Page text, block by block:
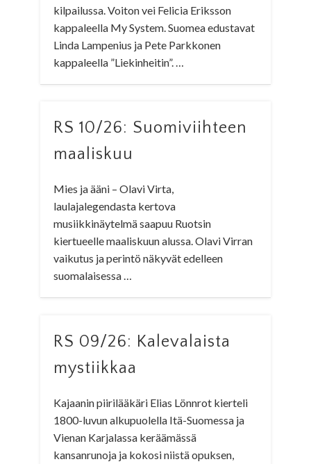
kilpailussa. Voiton vei Felicia Eriksson
kappaleella My System. Suomea edustavat
Linda Lampenius ja Pete Parkkonen
kappaleella ”Liekinheitin”. …
RS 10/26: Suomiviihteen
maaliskuu
Mies ja ääni – Olavi Virta,
laulajalegendasta kertova
musiikkinäytelmä saapuu Ruotsin
kiertueelle maaliskuun alussa. Olavi Virran
vaikutus ja perintö näkyvät edelleen
suomalaisessa …
RS 09/26: Kalevalaista
mystiikkaa
Kajaanin piirilääkäri Elias Lönnrot kierteli
1800-luvun alkupuolella Itä-Suomessa ja
Vienan Karjalassa keräämässä
kansanrunoja ja kokosi niistä opuksen,